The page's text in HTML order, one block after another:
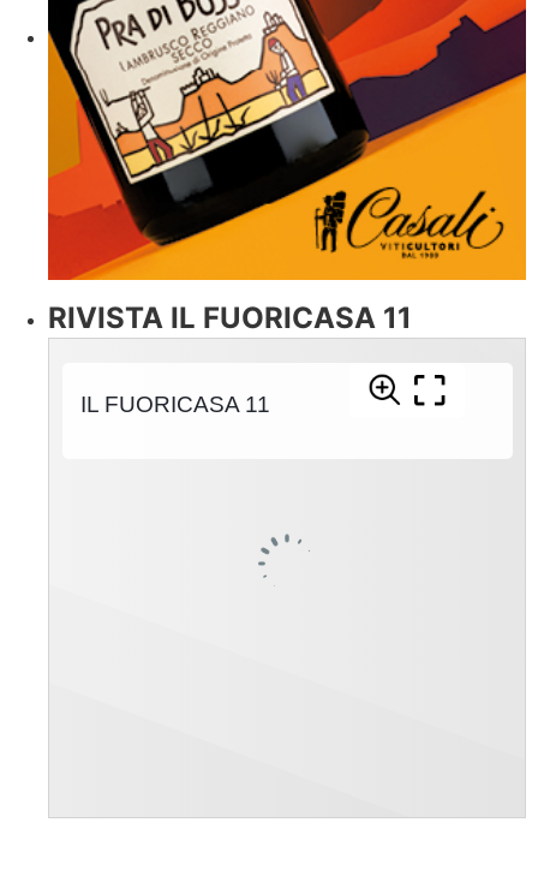
RIVISTA IL FUORICASA 11